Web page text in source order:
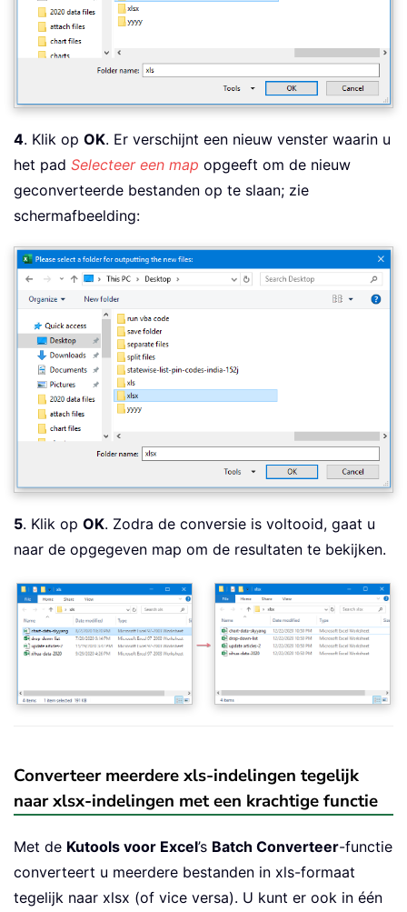
xWbk
SaveAs Filename
FileFormat
xlOpenXMLWorkbook
xWbk.Close SaveChanges:=False
strFile =
Dir
Loop
Application .DisplayAlerts = True
Application
ScreenUpdating
4. Klik op OK. Er verschijnt een nieuw venster waarin u
het pad Selecteer een map opgeeft om de nieuw
geconverteerde bestanden op te slaan; zie
schermafbeelding:
5. Klik op OK. Zodra de conversie is voltooid, gaat u
naar de opgegeven map om de resultaten te bekijken.
Converteer meerdere xls-indelingen tegelijk
naar xlsx-indelingen met een krachtige functie
Met de Kutools voor Excel’s Batch Converteer-functie
converteert u meerdere bestanden in xls-formaat
tegelijk naar xlsx (of vice versa). U kunt er ook in één